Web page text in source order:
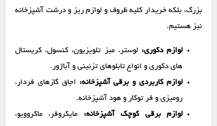
بزرگ، بلکه خریدار کلیه ظروف و لوازم ریز و درشت آشپزخانه
نیز هستیم.
لوازم دکوری: لوستر، میز تلویزیون، کنسول، کریستال
های دکوری و انواع تابلوهای تزئینی و آباژور.
لوازم کاربردی و برقی آشپزخانه: اجاق گازهای فردار،
رومیزی و فر توکار و هود آشپزخانه.
لوازم برقی کوچک آشپزخانه: مایکروفر، ماکروویو،